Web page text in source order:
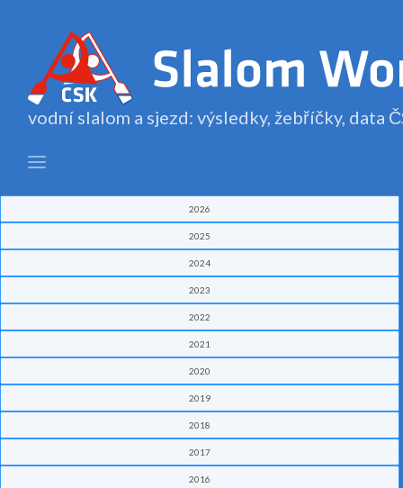
vodní slalom a sjezd: výsledky, žebříčky, data
2026
2025
2024
2023
2022
2021
2020
2019
2018
2017
2016